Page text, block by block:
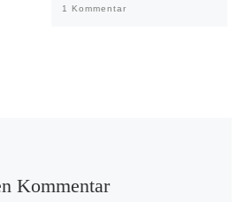
1 Kommentar
Kommentar